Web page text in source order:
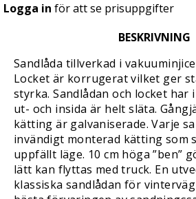
Logga in för att se prisuppgifter
BESKRIVNING
Sandlåda tillverkad i
Locket är korrugerat vilket ger
styrka. Sandlådan och locket har
ut- och insida är helt släta.
kätting är galvaniserade. Varje
invändigt monterad kätting som
uppfällt läge. 10 cm höga ”ben”
lätt kan flyttas med truck. En
klassiska sandlådan för